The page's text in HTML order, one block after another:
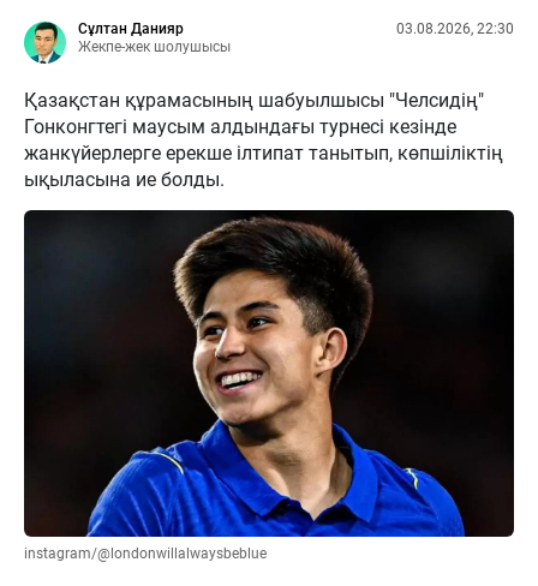
Сұлтан Данияр
Жекпе-жек шолушысы
03.08.2026, 22:30
Қазақстан құрамасының шабуылшысы "Челсидің"
Гонконгтегі маусым алдындағы турнесі кезінде
жанкүйерлерге ерекше ілтипат танытып, көпшіліктің
ықыласына ие болды.
instagram/@londonwillalwaysbeblue